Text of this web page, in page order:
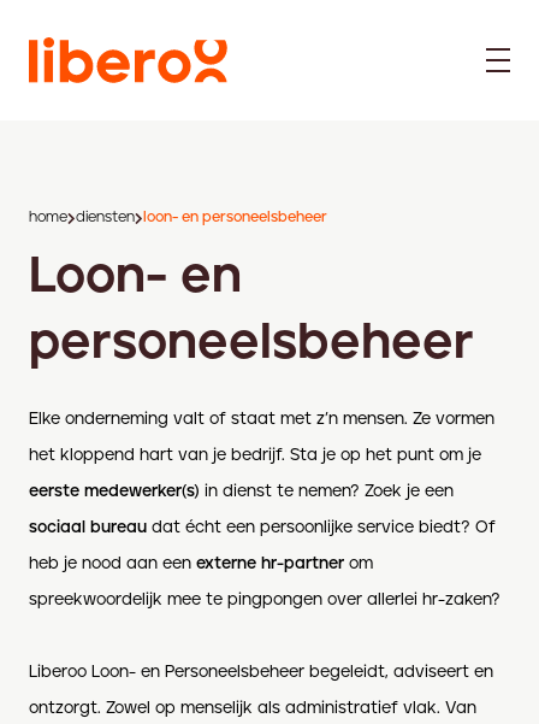
home diensten loon- en personeelsbeheer
Loon- en
personeelsbeheer
Elke onderneming valt of staat met z’n mensen. Ze vormen
het kloppend hart van je bedrijf. Sta je op het punt om je
eerste medewerker(s) in dienst te nemen? Zoek je een
sociaal bureau dat écht een persoonlijke service biedt? Of
heb je nood aan een externe hr-partner om
spreekwoordelijk mee te pingpongen over allerlei hr-zaken?
Liberoo Loon- en Personeelsbeheer begeleidt, adviseert en
ontzorgt. Zowel op menselijk als administratief vlak. Van